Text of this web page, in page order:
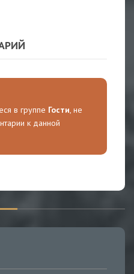
в группе Гости, не
к данной